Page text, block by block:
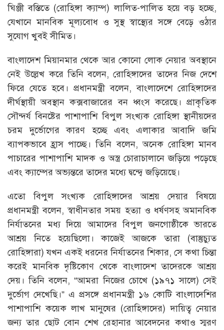
ঘিঞ্জী বস্তিতে (রোহিঙ্গা ক্যাম্প) লালিত-পালিত হয়ে বড় হচ্ছে,
যেখানে মানবিক মূল্যবোধ ও সুস্থ স্বাস্থ্যের সঙ্গে বেড়ে ওঠার
সুযোগ খুবই সীমিত।
বাংলাদেশ মিয়ানমার থেকে আর কোনো লোক নেয়ার অবস্থানে
নেই উল্লেখ করে তিনি বলেন, রোহিঙ্গাদের তাদের নিজ দেশে
ফিরে যেতে হবে। প্রধানমন্ত্রী বলেন, বাংলাদেশে রোহিঙ্গাদের
দীর্ঘস্থায়ী অবস্থান কক্সবাজারের বন ধ্বংস করেছে। প্রাকৃতিক
সৌন্দর্য বিনষ্টের পাশাপাশি বিপুল সংখ্যক রোহিঙ্গা স্থানীয়দের
চরম দুর্ভোগের কারণ হচ্ছে এবং এলাকার আবাদি জমি
ব্যাপকভাবে হ্রাস পাচ্ছে। তিনি বলেন, অনেক রোহিঙ্গা মানব
পাচারের পাশাপাশি মাদক ও অস্ত্র চোরাচালানে জড়িয়ে পড়েছে
এবং ক্যাম্পের অভ্যন্তরে তাদের মধ্যে দ্বন্দ্বে জড়িয়েছে।
এতো বিপুল সংখ্যক রোহিঙ্গাদের আশ্রয় দেয়ার বিষয়ে
প্রধানমন্ত্রী বলেন, স্বাধীনতার সময় হত্যা ও ধর্ষণসহ অমানবিক
নির্যাতনের মধ্য দিয়ে আমাদের বিপুল জনগোষ্ঠীকে ভারতে
আশ্রয় নিতে হয়েছিলো। কাজেই আজকে তারা (বাস্তুচ্যুত
রোহিঙ্গারা) যখন একই ধরনের নির্যাতনের শিকার, সে কথা চিন্তা
করেই মানবিক দৃষ্টিকোণ থেকে বাংলাদেশ তাদেরকে আশ্রয়
দেয়। তিনি বলেন, “আমরা নিজের চোখে (১৯৭১ সালে) সেই
দুর্ভোগ দেখেছি।” এ প্রসঙ্গে প্রধানমন্ত্রী ১৬ কোটি বাংলাদেশির
পাশাপাশি কয়েক লাখ মানুষের (রোহিঙ্গাদের) দায়িত্ব নেয়ার
জন্য তার ছোট বোন শেখ রেহানার আবেদনের কথাও স্মরণ